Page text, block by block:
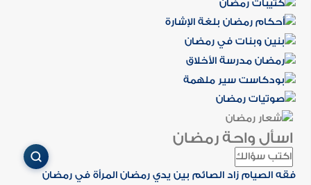
اسأل واحة رمضان
فقه الصيام زاد الصائم بين يدي رمضان المرأة في رمضان